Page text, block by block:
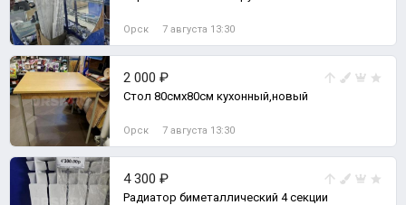
Орск 7 августа 13:30
2 000 ₽
Стол 80смх80см кухонный,новый
Орск 7 августа 13:30
4 300 ₽
Радиатор биметаллический 4 секции